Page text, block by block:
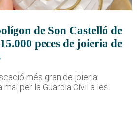
de Son Castelló de
peces de joieria de
més gran de joieria
per la Guàrdia Civil a les